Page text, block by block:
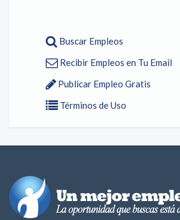
Buscar Empleos
Recibir Empleos en Tu Email
Publicar Empleo Gratis
Términos de Uso